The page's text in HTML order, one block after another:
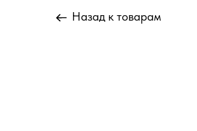
Назад к товарам